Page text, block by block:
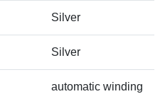
Silver
Silver
automatic winding